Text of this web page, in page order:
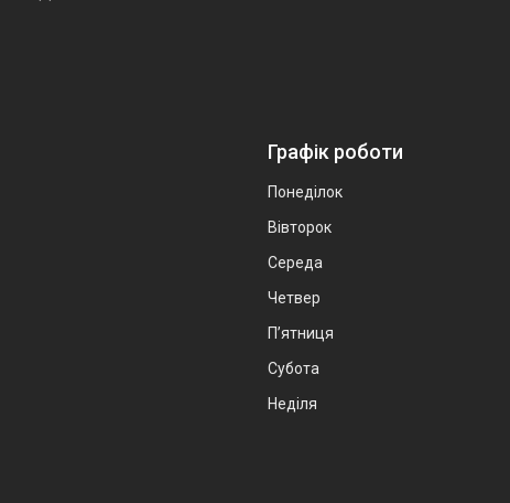
Графік роботи
Понеділок
Вівторок
Середа
Четвер
Пʼятниця
Субота
Неділя